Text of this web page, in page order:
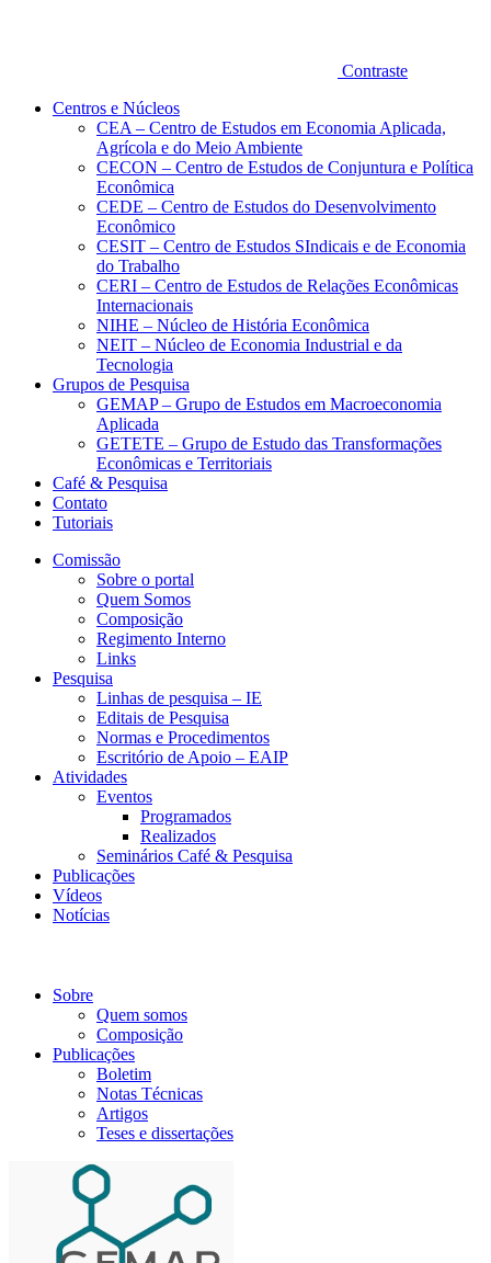
Contraste
Centros e Núcleos
CEA – Centro de Estudos em Economia Aplicada,
Agrícola e do Meio Ambiente
CECON – Centro de Estudos de Conjuntura e Política
Econômica
CEDE – Centro de Estudos do Desenvolvimento
Econômico
CESIT – Centro de Estudos SIndicais e de Economia
do Trabalho
CERI – Centro de Estudos de Relações Econômicas
Internacionais
NIHE – Núcleo de História Econômica
NEIT – Núcleo de Economia Industrial e da
Tecnologia
Grupos de Pesquisa
GEMAP – Grupo de Estudos em Macroeconomia
Aplicada
GETETE – Grupo de Estudo das Transformações
Econômicas e Territoriais
Café & Pesquisa
Contato
Tutoriais
Comissão
Sobre o portal
Quem Somos
Composição
Regimento Interno
Links
Pesquisa
Linhas de pesquisa – IE
Editais de Pesquisa
Normas e Procedimentos
Escritório de Apoio – EAIP
Atividades
Eventos
Programados
Realizados
Seminários Café & Pesquisa
Publicações
Vídeos
Notícias
Sobre
Quem somos
Composição
Publicações
Boletim
Notas Técnicas
Artigos
Teses e dissertações